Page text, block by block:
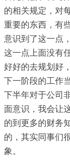
的相关规定，对
重要的东西，有
意识到了这一点
这一点上面没有
好好的去规划好
下一阶段的工作
下半年对于公司
面意识，我会让
的到更多的财务
的，其实同事们
象。